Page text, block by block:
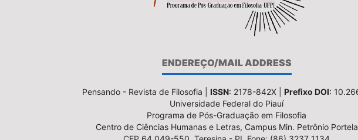
ENDEREÇO/MAIL ADDRESS
Pensando - Revista de Filosofia | ISSN: 2178-842X | Prefixo DOI:
Universidade Federal do Piauí
Programa de Pós-Graduação em Filosofia
Centro de Ciências Humanas e Letras, Campus Min. Petrônio Portela